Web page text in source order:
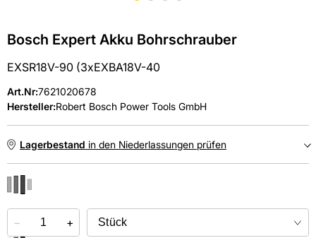
Bosch Expert Akku Bohrschrauber
EXSR18V-90 (3xEXBA18V-40
Art.Nr:7621020678
Hersteller:Robert Bosch Power Tools GmbH
Lagerbestand in den Niederlassungen prüfen
Online kaufen &kostenlos
− +